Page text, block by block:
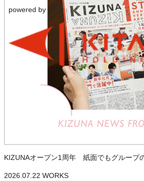
powered by
KIZUNAオープン1周年 紙面でもグループ
2026.07.22 WORKS